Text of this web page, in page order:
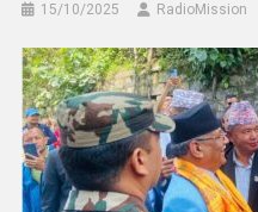
15/10/2025 RadioMission